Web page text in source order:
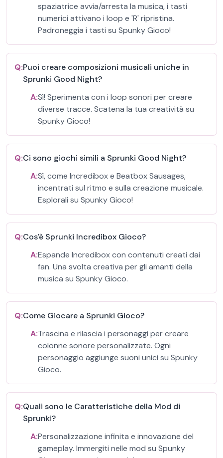
spaziatrice avvia/arresta la musica, i tasti
numerici attivano i loop e 'R' ripristina.
Padroneggia i tasti su Spunky Gioco!
Q:Puoi creare composizioni musicali uniche in
Sprunki Good Night?
A:Sì! Sperimenta con i loop sonori per creare
diverse tracce. Scatena la tua creatività su
Spunky Gioco!
Q:Ci sono giochi simili a Sprunki Good Night?
A:Sì, come Incredibox e Beatbox Sausages,
incentrati sul ritmo e sulla creazione musicale.
Esplorali su Spunky Gioco!
Q:Cos'è Sprunki Incredibox Gioco?
A:Espande Incredibox con contenuti creati dai
fan. Una svolta creativa per gli amanti della
musica su Spunky Gioco.
Q:Come Giocare a Sprunki Gioco?
A:Trascina e rilascia i personaggi per creare
colonne sonore personalizzate. Ogni
personaggio aggiunge suoni unici su Spunky
Gioco.
Q:Quali sono le Caratteristiche della Mod di
Sprunki?
A:Personalizzazione infinita e innovazione del
gameplay. Immergiti nelle mod su Spunky